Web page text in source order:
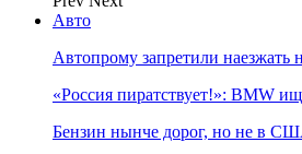
Авто
Автопрому запретили наезжать
«Россия пиратствует!»: BMW
Бензин нынче дорог, но не в